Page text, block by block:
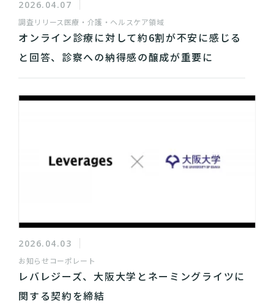
2026.04.07
調査リリース 医療・介護・ヘルスケア領域
オンライン診療に対して約6割が不安に感じる
と回答、診察への納得感の醸成が重要に
2026.04.03
お知らせ コーポレート
レバレジーズ、大阪大学とネーミングライツに
関する契約を締結